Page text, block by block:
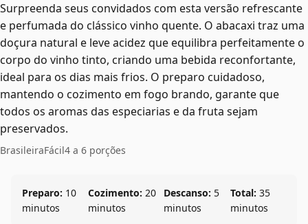
Surpreenda seus convidados com esta versão refrescante
e perfumada do clássico vinho quente. O abacaxi traz uma
doçura natural e leve acidez que equilibra perfeitamente o
corpo do vinho tinto, criando uma bebida reconfortante,
ideal para os dias mais frios. O preparo cuidadoso,
mantendo o cozimento em fogo brando, garante que
todos os aromas das especiarias e da fruta sejam
preservados.
BrasileiraFácil4 a 6 porções
Preparo: 10
minutos
Cozimento: 20
minutos
Descanso: 5
minutos
Total: 35
minutos